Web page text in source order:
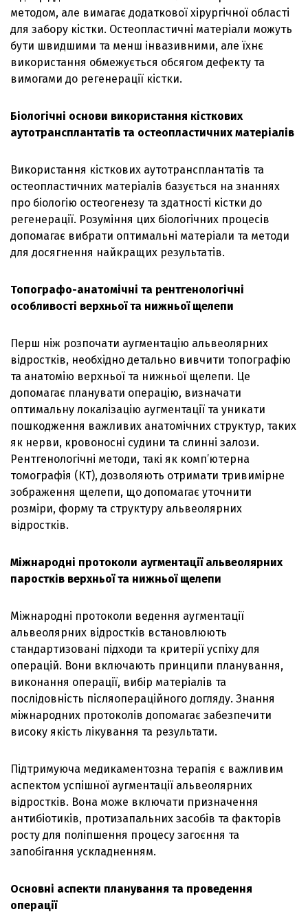
методом, але вимагає додаткової хірургічної області
для забору кістки. Остеопластичні матеріали можуть
бути швидшими та менш інвазивними, але їхнє
використання обмежується обсягом дефекту та
вимогами до регенерації кістки.
Біологічні основи використання кісткових
аутотрансплантатів та остеопластичних матеріалів
Використання кісткових аутотрансплантатів та
остеопластичних матеріалів базується на знаннях
про біологію остеогенезу та здатності кістки до
регенерації. Розуміння цих біологічних процесів
допомагає вибрати оптимальні матеріали та методи
для досягнення найкращих результатів.
Топографо-анатомічні та рентгенологічні
особливості верхньої та нижньої щелепи
Перш ніж розпочати аугментацію альвеолярних
відростків, необхідно детально вивчити топографію
та анатомію верхньої та нижньої щелепи. Це
допомагає планувати операцію, визначати
оптимальну локалізацію аугментації та уникати
пошкодження важливих анатомічних структур, таких
як нерви, кровоносні судини та слинні залози.
Рентгенологічні методи, такі як комп’ютерна
томографія (КТ), дозволяють отримати тривимірне
зображення щелепи, що допомагає уточнити
розміри, форму та структуру альвеолярних
відростків.
Міжнародні протоколи аугментації альвеолярних
паростків верхньої та нижньої щелепи
Міжнародні протоколи ведення аугментації
альвеолярних відростків встановлюють
стандартизовані підходи та критерії успіху для
операцій. Вони включають принципи планування,
виконання операції, вибір матеріалів та
послідовність післяопераційного догляду. Знання
міжнародних протоколів допомагає забезпечити
високу якість лікування та результати.
Підтримуюча медикаментозна терапія є важливим
аспектом успішної аугментації альвеолярних
відростків. Вона може включати призначення
антибіотиків, протизапальних засобів та факторів
росту для поліпшення процесу загоєння та
запобігання ускладненням.
Основні аспекти планування та проведення
операції